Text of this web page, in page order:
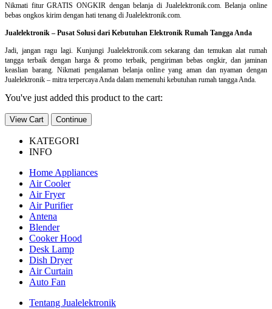
Nikmati fitur GRATIS ONGKIR dengan belanja di Jualelektronik.com. Belanja online
bebas ongkos kirim dengan hati tenang di Jualelektronik.com.
Jualelektronik – Pusat Solusi dari Kebutuhan Elektronik Rumah Tangga Anda
Jadi, jangan ragu lagi. Kunjungi Jualelektronik.com sekarang dan temukan alat rumah
tangga terbaik dengan harga & promo terbaik, pengiriman bebas ongkir, dan jaminan
keaslian barang. Nikmati pengalaman belanja online yang aman dan nyaman dengan
Jualelektronik – mitra terpercaya Anda dalam memenuhi kebutuhan rumah tangga Anda.
You've just added this product to the cart:
View Cart Continue
KATEGORI
INFO
Home Appliances
Air Cooler
Air Fryer
Air Purifier
Antena
Blender
Cooker Hood
Desk Lamp
Dish Dryer
Air Curtain
Auto Fan
Tentang Jualelektronik